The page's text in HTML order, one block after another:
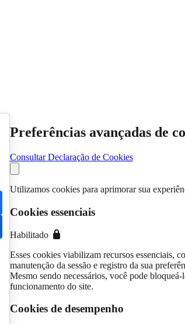
Preferências avançadas de
Consultar Declaração de Cookies
Utilizamos cookies para aprimorar sua
Cookies essenciais
Habilitado
Esses cookies viabilizam recursos essenciais,
manutenção da sessão e registro da sua
Mesmo sendo necessários, você pode
funcionamento do site.
Cookies de desempenho